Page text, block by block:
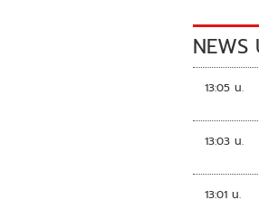
NEWS
13:05 น.
13:03 น.
13:01 น.